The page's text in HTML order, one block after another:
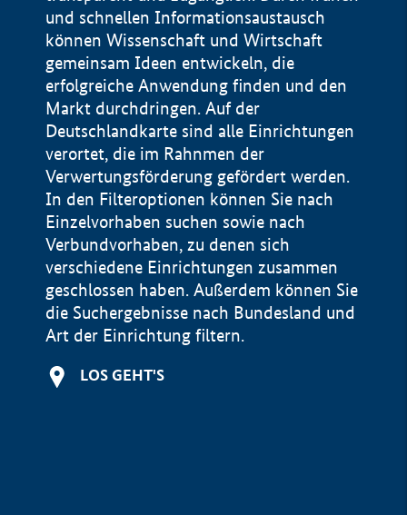
und schnellen Informationsaustausch
können Wissenschaft und Wirtschaft
gemeinsam Ideen entwickeln, die
erfolgreiche Anwendung finden und den
Markt durchdringen. Auf der
Deutschlandkarte sind alle Einrichtungen
verortet, die im Rahnmen der
Verwertungsförderung gefördert werden.
In den Filteroptionen können Sie nach
Einzelvorhaben suchen sowie nach
Verbundvorhaben, zu denen sich
verschiedene Einrichtungen zusammen
geschlossen haben. Außerdem können Sie
die Suchergebnisse nach Bundesland und
Art der Einrichtung filtern.
LOS GEHT'S